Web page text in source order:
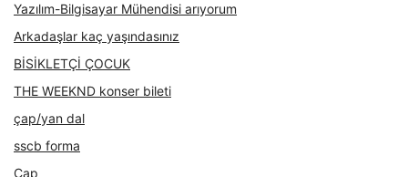
Yazılım-Bilgisayar Mühendisi arıyorum
Arkadaşlar kaç yaşındasınız
BİSİKLETÇİ ÇOCUK
THE WEEKND konser bileti
çap/yan dal
sscb forma
Çap